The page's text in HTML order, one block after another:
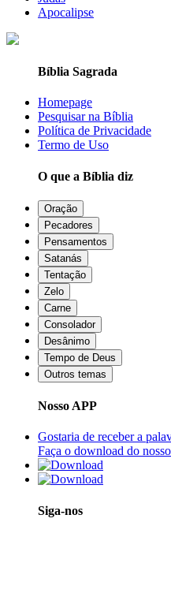
Apocalipse
Bíblia Sagrada
Homepage
Pesquisar na Bíblia
Política de Privacidade
Termo de Uso
O que a Bíblia diz
Oração
Pecadores
Pensamentos
Satanás
Tentação
Zelo
Carne
Consolador
Desânimo
Tempo de Deus
Outros temas
Nosso APP
Gostaria de receber a
Faça o download do
Siga-nos